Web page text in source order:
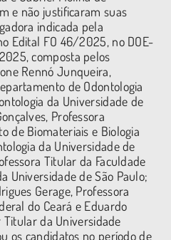
e não justificaram suas
indicada pela
Edital FO 46/2025, no DOE-
composta pelos
Rennó Junqueira,
de Odontologia
da Universidade de
Professora
de Biomateriais e Biologia
da Universidade de
Titular da Faculdade
Universidade de São Paulo;
Gerage, Professora
do Ceará e Eduardo
Titular da Universidade
os candidatos no período de